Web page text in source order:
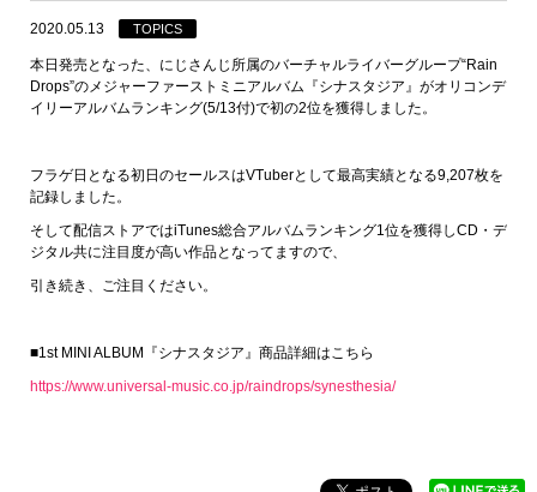
2020.05.13 TOPICS
本日発売となった、にじさんじ所属のバーチャルライバーグループ“Rain
Drops”のメジャーファーストミニアルバム『シナスタジア』がオリコンデ
イリーアルバムランキング(5/13付)で初の2位を獲得しました。
フラゲ日となる初日のセールスはVTuberとして最高実績となる9,207枚を
記録しました。
そして配信ストアではiTunes総合アルバムランキング1位を獲得しCD・デ
ジタル共に注目度が高い作品となってますので、
引き続き、ご注目ください。
■1st MINI ALBUM『シナスタジア』商品詳細はこちら
https://www.universal-music.co.jp/raindrops/synesthesia/